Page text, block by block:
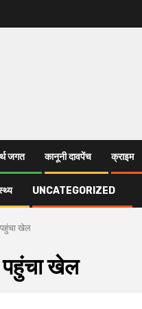
जगत कानूनी दावपेंच क्राइम
UNCATEGORIZED
खेल
खेल